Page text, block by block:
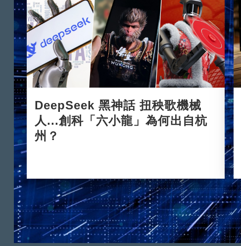
DeepSeek 黑神話 扭秧歌機械
人...創科「六小龍」為何出自杭
州？